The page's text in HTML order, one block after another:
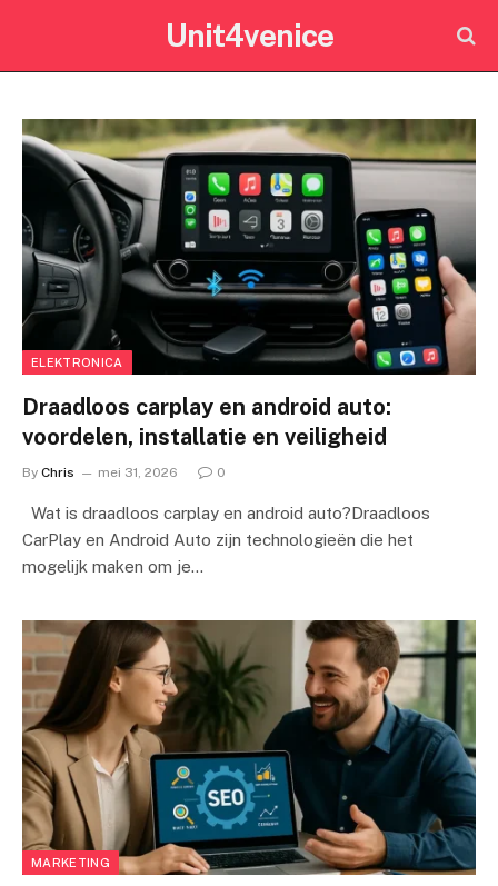
Unit4venice
ELEKTRONICA
Draadloos carplay en android auto:
voordelen, installatie en veiligheid
By Chris mei 31, 2026 0
Wat is draadloos carplay en android auto?Draadloos
CarPlay en Android Auto zijn technologieën die het
mogelijk maken om je…
MARKETING